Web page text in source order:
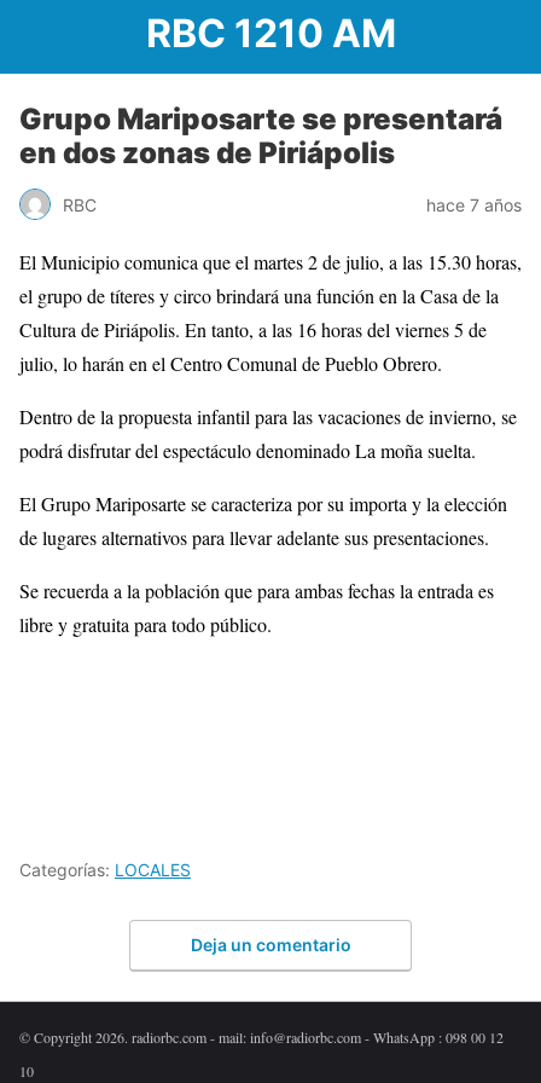
RBC 1210 AM
Grupo Mariposarte se presentará
en dos zonas de Piriápolis
RBC hace 7 años
El Municipio comunica que el martes 2 de julio, a las 15.30 horas,
el grupo de títeres y circo brindará una función en la Casa de la
Cultura de Piriápolis. En tanto, a las 16 horas del viernes 5 de
julio, lo harán en el Centro Comunal de Pueblo Obrero.
Dentro de la propuesta infantil para las vacaciones de invierno, se
podrá disfrutar del espectáculo denominado La moña suelta.
El Grupo Mariposarte se caracteriza por su importa y la elección
de lugares alternativos para llevar adelante sus presentaciones.
Se recuerda a la población que para ambas fechas la entrada es
libre y gratuita para todo público.
Categorías: LOCALES
Deja un comentario
© Copyright 2026. radiorbc.com - mail: info@radiorbc.com - WhatsApp : 098 00 12
10